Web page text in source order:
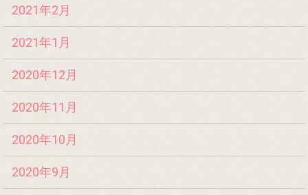
2021年2月
2021年1月
2020年12月
2020年11月
2020年10月
2020年9月